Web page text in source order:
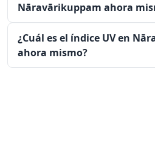
Nāravārikuppam ahora
¿Cuál es el índice UV en
ahora mismo?